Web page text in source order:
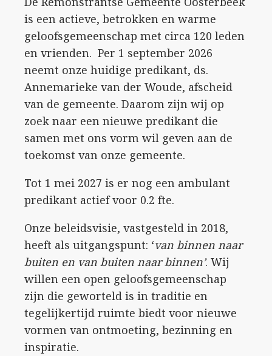
is een actieve, betrokken en warme
geloofsgemeenschap met circa 120 leden
en vrienden. Per 1 september 2026
neemt onze huidige predikant, ds.
Annemarieke van der Woude, afscheid
van de gemeente. Daarom zijn wij op
zoek naar een nieuwe predikant die
samen met ons vorm wil geven aan de
toekomst van onze gemeente.
Tot 1 mei 2027 is er nog een ambulant
predikant actief voor 0.2 fte.
Onze beleidsvisie, vastgesteld in 2018,
heeft als uitgangspunt: ‘van binnen naar
buiten en van buiten naar binnen’. Wij
willen een open geloofsgemeenschap
zijn die geworteld is in traditie en
tegelijkertijd ruimte biedt voor nieuwe
vormen van ontmoeting, bezinning en
inspiratie.